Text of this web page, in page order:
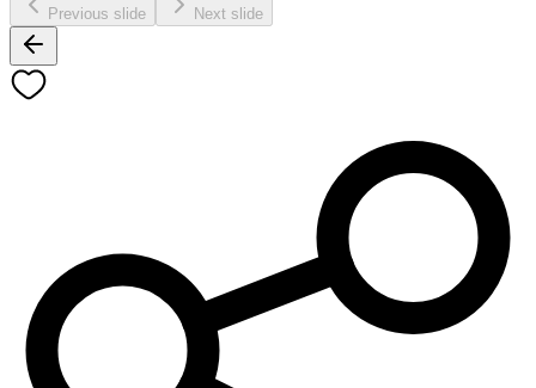
Previous slide Next slide